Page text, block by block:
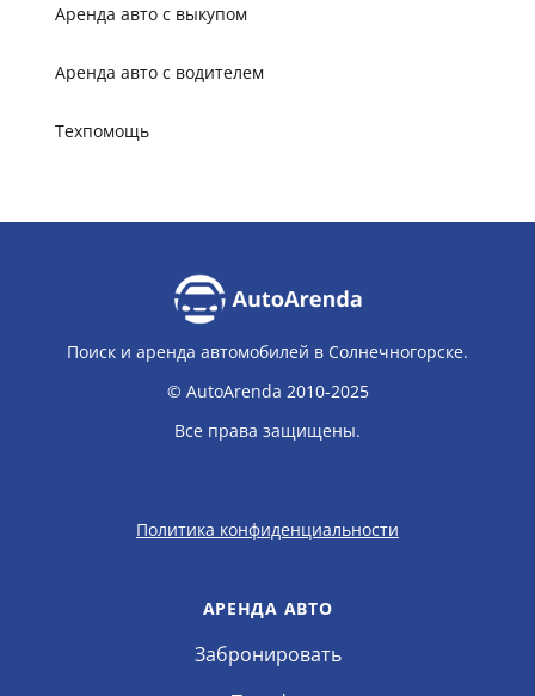
Аренда авто с выкупом
Аренда авто с водителем
Техпомощь
Поиск и аренда автомобилей в Солнечногорске.
© AutoArenda 2010-2025
Все права защищены.
Политика конфиденциальности
АРЕНДА АВТО
Забронировать